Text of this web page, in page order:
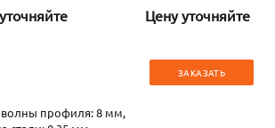
Цену уточняйте
ЗАКАЗАТЬ
волны профиля: 8 мм,